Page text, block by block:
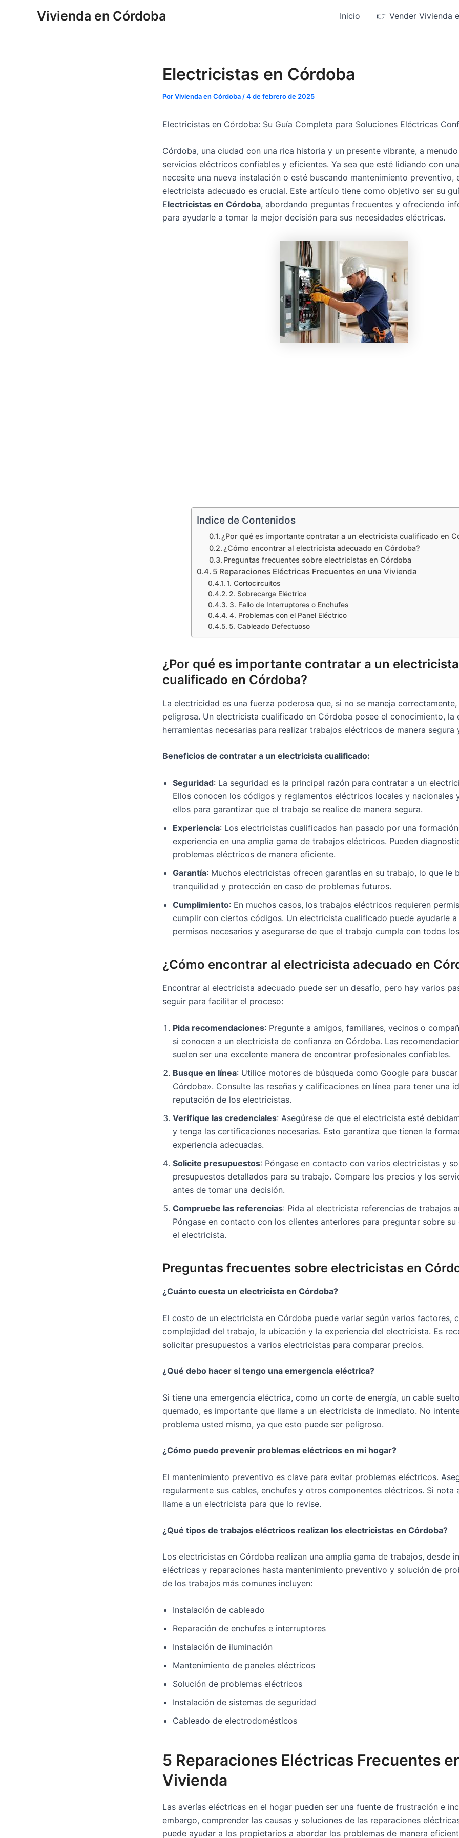
Vivienda en Córdoba Inicio 👉 Vender Vivienda
Electricistas en Córdoba
PorVivienda en Córdoba /4 de febrero de 2025
Electricistas en Córdoba: Su Guía Completa para Soluciones Eléctricas
Córdoba, una ciudad con una rica historia y un presente vibrante, a
servicios eléctricos confiables y eficientes. Ya sea que esté lidiando con
necesite una nueva instalación o esté buscando mantenimiento preventivo,
electricista adecuado es crucial. Este artículo tiene como objetivo ser su
Electricistas en Córdoba, abordando preguntas frecuentes y ofreciendo
para ayudarle a tomar la mejor decisión para sus necesidades eléctricas.
Indice de Contenidos
¿Por qué es importante contratar a un electricista cualificado en
¿Cómo encontrar al electricista adecuado en Córdoba?
Preguntas frecuentes sobre electricistas en Córdoba
5 Reparaciones Eléctricas Frecuentes en una Vivienda
1. Cortocircuitos
2. Sobrecarga Eléctrica
3. Fallo de Interruptores o Enchufes
4. Problemas con el Panel Eléctrico
5. Cableado Defectuoso
¿Por qué es importante contratar a un electricista
cualificado en Córdoba?
La electricidad es una fuerza poderosa que, si no se maneja
peligrosa. Un electricista cualificado en Córdoba posee el conocimiento, la
herramientas necesarias para realizar trabajos eléctricos de manera segura
Beneficios de contratar a un electricista cualificado:
Seguridad: La seguridad es la principal razón para contratar a un
Ellos conocen los códigos y reglamentos eléctricos locales y nacionales
ellos para garantizar que el trabajo se realice de manera segura.
Experiencia: Los electricistas cualificados han pasado por una
experiencia en una amplia gama de trabajos eléctricos. Pueden
problemas eléctricos de manera eficiente.
Garantía: Muchos electricistas ofrecen garantías en su trabajo, lo que le
tranquilidad y protección en caso de problemas futuros.
Cumplimiento: En muchos casos, los trabajos eléctricos requieren
cumplir con ciertos códigos. Un electricista cualificado puede ayudarle
permisos necesarios y asegurarse de que el trabajo cumpla con todos
¿Cómo encontrar al electricista adecuado en
Encontrar al electricista adecuado puede ser un desafío, pero hay varios
seguir para facilitar el proceso:
Pida recomendaciones: Pregunte a amigos, familiares, vecinos o
si conocen a un electricista de confianza en Córdoba. Las
suelen ser una excelente manera de encontrar profesionales confiables.
Busque en línea: Utilice motores de búsqueda como Google para
Córdoba». Consulte las reseñas y calificaciones en línea para tener una
reputación de los electricistas.
Verifique las credenciales: Asegúrese de que el electricista esté
y tenga las certificaciones necesarias. Esto garantiza que tienen la
experiencia adecuadas.
Solicite presupuestos: Póngase en contacto con varios electricistas y
presupuestos detallados para su trabajo. Compare los precios y los
antes de tomar una decisión.
Compruebe las referencias: Pida al electricista referencias de trabajos
Póngase en contacto con los clientes anteriores para preguntar sobre
el electricista.
Preguntas frecuentes sobre electricistas en
¿Cuánto cuesta un electricista en Córdoba?
El costo de un electricista en Córdoba puede variar según varios factores,
complejidad del trabajo, la ubicación y la experiencia del electricista. Es
solicitar presupuestos a varios electricistas para comparar precios.
¿Qué debo hacer si tengo una emergencia eléctrica?
Si tiene una emergencia eléctrica, como un corte de energía, un cable
quemado, es importante que llame a un electricista de inmediato. No
problema usted mismo, ya que esto puede ser peligroso.
¿Cómo puedo prevenir problemas eléctricos en mi hogar?
El mantenimiento preventivo es clave para evitar problemas eléctricos.
regularmente sus cables, enchufes y otros componentes eléctricos. Si nota
llame a un electricista para que lo revise.
¿Qué tipos de trabajos eléctricos realizan los electricistas en Córdoba?
Los electricistas en Córdoba realizan una amplia gama de trabajos, desde
eléctricas y reparaciones hasta mantenimiento preventivo y solución de
de los trabajos más comunes incluyen:
Instalación de cableado
Reparación de enchufes e interruptores
Instalación de iluminación
Mantenimiento de paneles eléctricos
Solución de problemas eléctricos
Instalación de sistemas de seguridad
Cableado de electrodomésticos
5 Reparaciones Eléctricas Frecuentes
Vivienda
Las averías eléctricas en el hogar pueden ser una fuente de frustración e
embargo, comprender las causas y soluciones de las reparaciones
puede ayudar a los propietarios a abordar los problemas de manera
de